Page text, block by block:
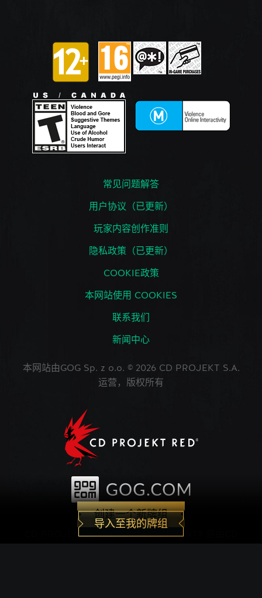
创建一个新牌组
导入至我的牌组
常见问题解答
用户协议（已更新）
玩家内容创作准则
隐私政策（已更新）
COOKIE政策
本网站使用 COOKIES
联系我们
新闻中心
本网站由GOG Sp. z o.o. © 2026 CD PROJEKT S.A.
运营，版权所有
CD PROJEKT®, The Witcher®, GWENT® 是由CD